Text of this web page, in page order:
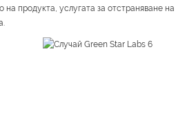
на продукта, услугата за отстраняване на